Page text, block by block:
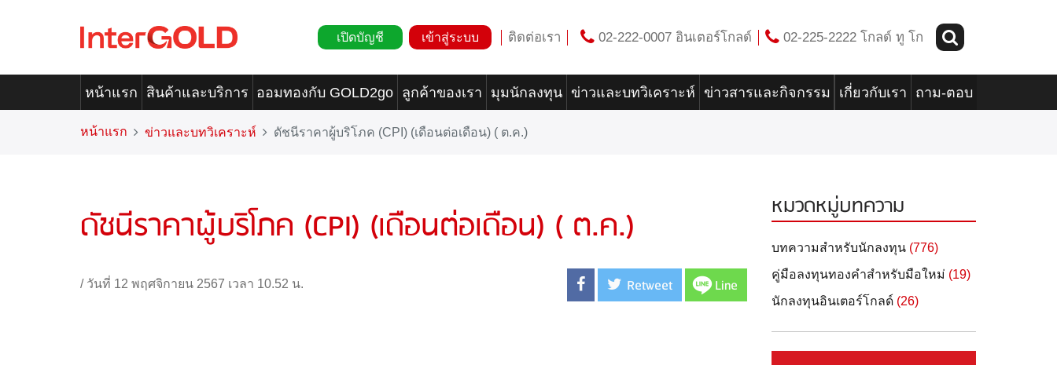
เปิดบัญชี เข้าสู่ระบบ ติดต่อเรา 02-222-0007 อินเตอร์โกลด์ 02-225-2222 โกลด์ ทู โก
หน้าแรก สินค้าและบริการ ออมทองกับ GOLD2go ลูกค้าของเรา มุมนักลงทุน ข่าวและบทวิเคราะห์ ข่าวสารและกิจกรรม เกี่ยวกับเรา ถาม-ตอบ
หน้าแรก ข่าวและบทวิเคราะห์ ดัชนีราคาผู้บริโภค (CPI) (เดือนต่อเดือน) ( ต.ค.)
ดัชนีราคาผู้บริโภค (CPI) (เดือนต่อเดือน) ( ต.ค.)
/ วันที่ 12 พฤศจิกายน 2567 เวลา 10.52 น. Retweet Line
หมวดหมู่บทความ
บทความสำหรับนักลงทุน (776)
คู่มือลงทุนทองคำสำหรับมือใหม่ (19)
นักลงทุนอินเตอร์โกลด์ (26)